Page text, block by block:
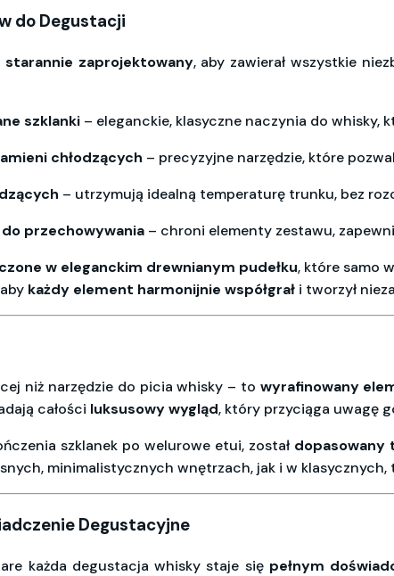
do Degustacji
starannie zaprojektowany, aby zawierał wszystkie
szklanki – eleganckie, klasyczne naczynia do whisky,
chłodzących – precyzyjne narzędzie, które
– utrzymują idealną temperaturę trunku, bez
przechowywania – chroni elementy zestawu,
w eleganckim drewnianym pudełku, które samo
każdy element harmonijnie współgrał i tworzył
niż narzędzie do picia whisky – to wyrafinowany
całości luksusowy wygląd, który przyciąga uwagę
szklanek po welurowe etui, został dopasowany
minimalistycznych wnętrzach, jak i w
Degustacyjne
każda degustacja whisky staje się pełnym